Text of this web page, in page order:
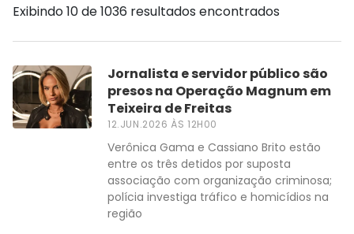
Exibindo 10 de 1036 resultados encontrados
Jornalista e servidor público são
presos na Operação Magnum em
Teixeira de Freitas
12.JUN.2026 ÀS 12H00
Verônica Gama e Cassiano Brito estão
entre os três detidos por suposta
associação com organização criminosa;
polícia investiga tráfico e homicídios na
região